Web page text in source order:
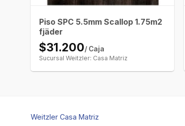
Piso SPC 5.5mm Scallop 1.75m2
fjäder
$31.200/ Caja
Sucursal Weitzler: Casa Matriz
Weitzler Casa Matriz